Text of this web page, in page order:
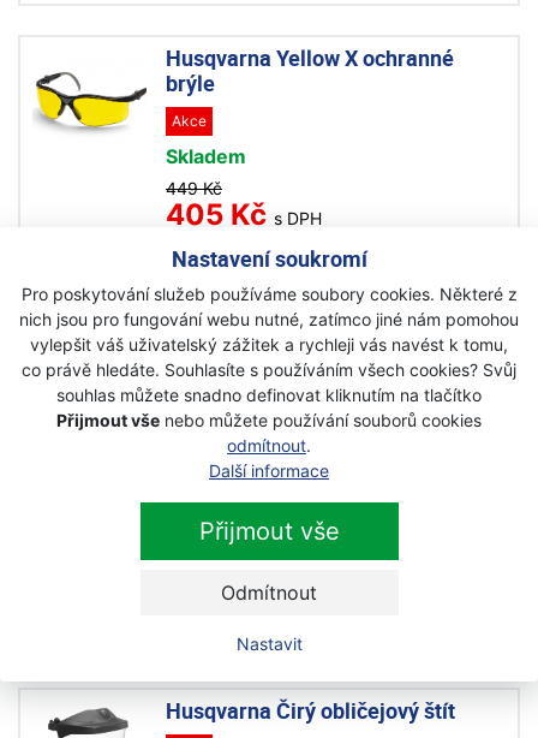
Nastavení soukromí
Pro poskytování služeb používáme soubory cookies. Některé z
nich jsou pro fungování webu nutné, zatímco jiné nám pomohou
vylepšit váš uživatelský zážitek a rychleji vás navést k tomu,
co právě hledáte. Souhlasíte s používáním všech cookies? Svůj
souhlas můžete snadno definovat kliknutím na tlačítko
Přijmout vše nebo můžete používání souborů cookies
odmítnout.
Další informace
Přijmout vše
Odmítnout
Nastavit
Husqvarna Yellow X ochranné
brýle
Akce
Skladem
449 Kč
405 Kč s DPH
Husqvarna Sun X ochranné brýle
Akce
Skladem
449 Kč
405 Kč s DPH
Husqvarna Sun ochranné brýle
Akce
305 Kč s DPH
Husqvarna Čirý obličejový štít